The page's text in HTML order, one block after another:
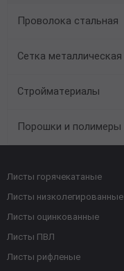
Проволока стальная
Сетка металлическая
Стройматериалы
Порошки и полимеры
Листы горячекатаные
Листы низколегированные
Листы оцинкованные
Листы ПВЛ
Листы рифленые